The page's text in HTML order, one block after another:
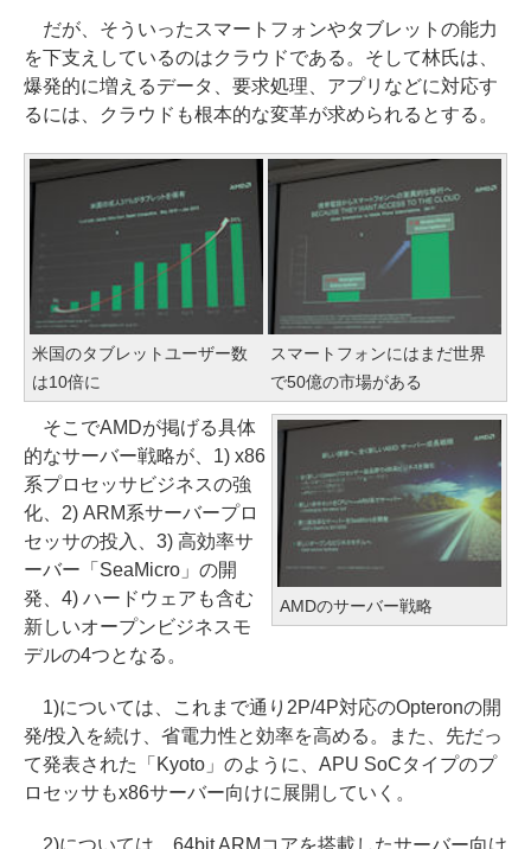
だが、そういったスマートフォンやタブレットの能力
を下支えしているのはクラウドである。そして林氏は、
爆発的に増えるデータ、要求処理、アプリなどに対応す
るには、クラウドも根本的な変革が求められるとする。
米国のタブレットユーザー数
は10倍に
スマートフォンにはまだ世界
で50億の市場がある
AMDのサーバー戦略
そこでAMDが掲げる具体
的なサーバー戦略が、1) x86
系プロセッサビジネスの強
化、2) ARM系サーバープロ
セッサの投入、3) 高効率サ
ーバー「SeaMicro」の開
発、4) ハードウェアも含む
新しいオープンビジネスモ
デルの4つとなる。
1)については、これまで通り2P/4P対応のOpteronの開
発/投入を続け、省電力性と効率を高める。また、先だっ
て発表された「Kyoto」のように、APU SoCタイプのプ
ロセッサもx86サーバー向けに展開していく。
2)については、64bit ARMコアを搭載したサーバー向け